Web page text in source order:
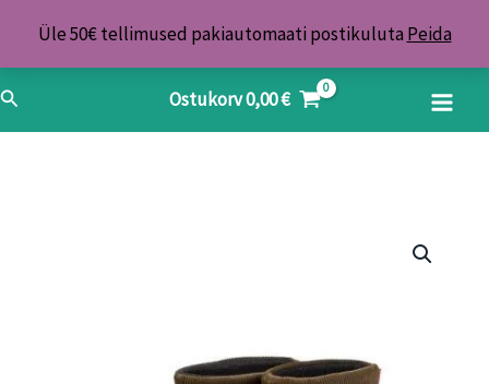
Üle 50€ tellimused pakiautomaati postikuluta Peida
content
Search Ostukorv0,00€